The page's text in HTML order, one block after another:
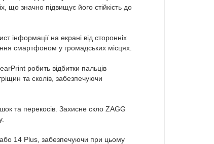
що значно підвищує його стійкість до
інформації на екрані від сторонніх
смартфоном у громадських місцях.
робить відбитки пальців
та сколів, забезпечуючи
та перекосів. Захисне скло ZAGG
або 14 Plus, забезпечуючи при цьому